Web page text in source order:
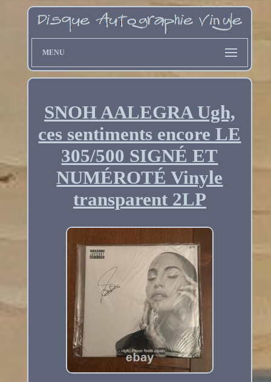
MENU
SNOH AALEGRA Ugh,
ces sentiments encore LE
305/500 SIGNÉ ET
NUMÉROTÉ Vinyle
transparent 2LP